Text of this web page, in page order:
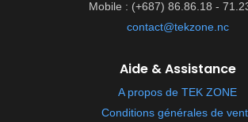
Mobile : (+687) 86.86.18 -
contact@tekzone.nc
Aide & Assistance
A propos de TEK ZONE
Conditions générales de